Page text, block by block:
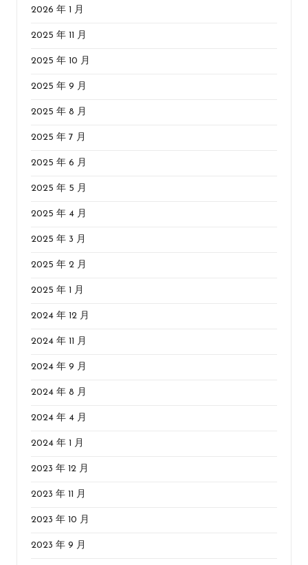
2026 年 1 月
2025 年 11 月
2025 年 10 月
2025 年 9 月
2025 年 8 月
2025 年 7 月
2025 年 6 月
2025 年 5 月
2025 年 4 月
2025 年 3 月
2025 年 2 月
2025 年 1 月
2024 年 12 月
2024 年 11 月
2024 年 9 月
2024 年 8 月
2024 年 4 月
2024 年 1 月
2023 年 12 月
2023 年 11 月
2023 年 10 月
2023 年 9 月